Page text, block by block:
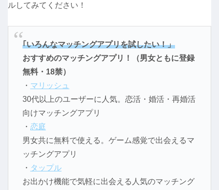
ルしてみてください！
｢いろんなマッチングアプリを試したい！」
おすすめのマッチングアプリ！（男女ともに登録
無料・18禁）
・ マリッシュ
30代以上のユーザーに人気。恋活・婚活・再婚活
向けマッチングアプリ
・ 恋庭
男女共に無料で使える。ゲーム感覚で出会えるマ
ッチングアプリ
・ タップル
お出かけ機能で気軽に出会える人気のマッチング